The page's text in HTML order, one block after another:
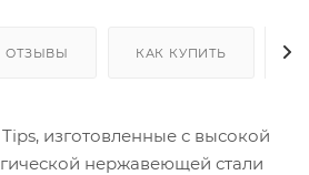
ОТЗЫВЫ КАК КУПИТЬ
изготовленные с высокой
нержавеющей стали